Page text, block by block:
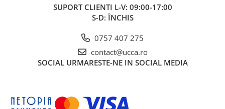
SUPORT CLIENTI L-V: 09:00-17:00
S-D: ÎNCHIS
0757 407 275
contact@ucca.ro
SOCIAL URMARESTE-NE IN SOCIAL MEDIA